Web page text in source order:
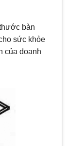
bàn
sức khỏe
của doanh